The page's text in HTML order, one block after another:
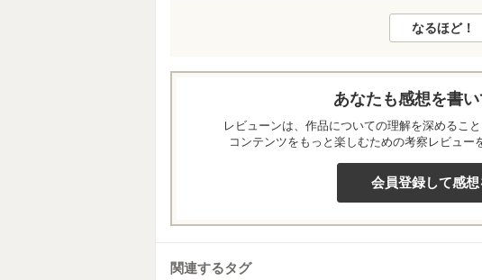
なるほど！
あなたも感想を書
レビューンは、作品についての理解を深めるこ
コンテンツをもっと楽しむための考察レビュー
会員登録して感
関連するタグ